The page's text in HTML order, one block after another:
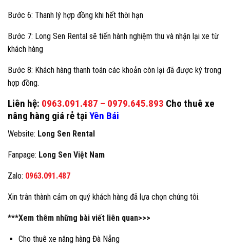
Bước 6: Thanh lý hợp đồng khi hết thời hạn
Bước 7: Long Sen Rental sẽ tiến hành nghiệm thu và nhận lại xe từ
khách hàng
Bước 8: Khách hàng thanh toán các khoản còn lại đã được ký trong
hợp đồng.
Liên hệ: 0963.091.487 – 0979.645.893 Cho thuê xe
nâng hàng giá rẻ tại Yên Bái
Website: Long Sen Rental
Fanpage: Long Sen Việt Nam
Zalo: 0963.091.487
Xin trân thành cảm ơn quý khách hàng đã lựa chọn chúng tôi.
***Xem thêm những bài viết liên quan>>>
Cho thuê xe nâng hàng Đà Nẵng